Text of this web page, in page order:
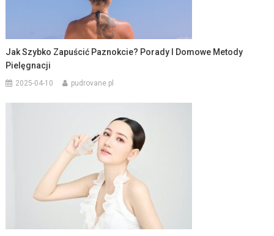
Jak Szybko Zapuścić Paznokcie? Porady I Domowe Metody
Pielęgnacji
2025-04-10 pudrovane.pl